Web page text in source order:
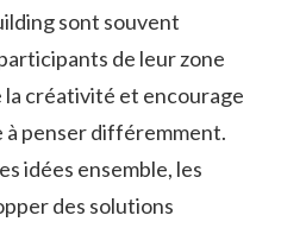
sont souvent
de leur zone
créativité et encourage
à penser différemment.
idées ensemble, les
des solutions